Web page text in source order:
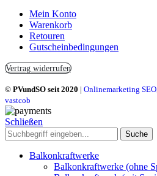
Mein Konto
Warenkorb
Retouren
Gutscheinbedingungen
Vertrag widerrufen
© PVundSO seit 2020 | Onlinemarketing
vastcob
Schließen
Suche
Balkonkraftwerke
Balkonkraftwerke (ohne